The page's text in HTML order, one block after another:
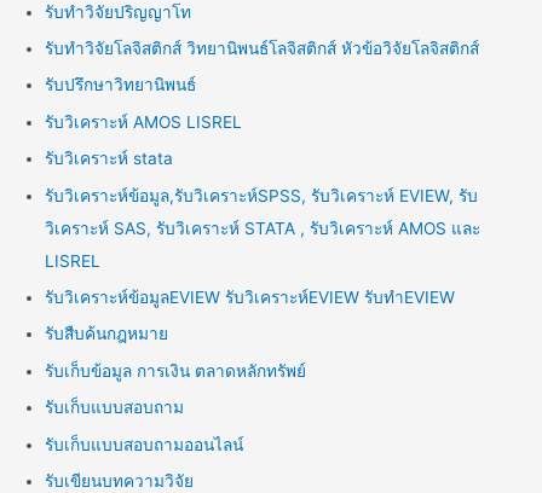
รับทำวิจัยปริญญาโท
รับทำวิจัยโลจิสติกส์ วิทยานิพนธ์โลจิสติกส์ หัวข้อวิจัยโลจิสติกส์
รับปรึกษาวิทยานิพนธ์
รับวิเคราะห์ AMOS LISREL
รับวิเคราะห์ stata
รับวิเคราะห์ข้อมูล,รับวิเคราะห์SPSS, รับวิเคราะห์ EVIEW, รับ
วิเคราะห์ SAS, รับวิเคราะห์ STATA , รับวิเคราะห์ AMOS และ
LISREL
รับวิเคราะห์ข้อมูลEVIEW รับวิเคราะห์EVIEW รับทำEVIEW
รับสืบค้นกฎหมาย
รับเก็บข้อมูล การเงิน ตลาดหลักทรัพย์
รับเก็บแบบสอบถาม
รับเก็บแบบสอบถามออนไลน์
รับเขียนบทความวิจัย